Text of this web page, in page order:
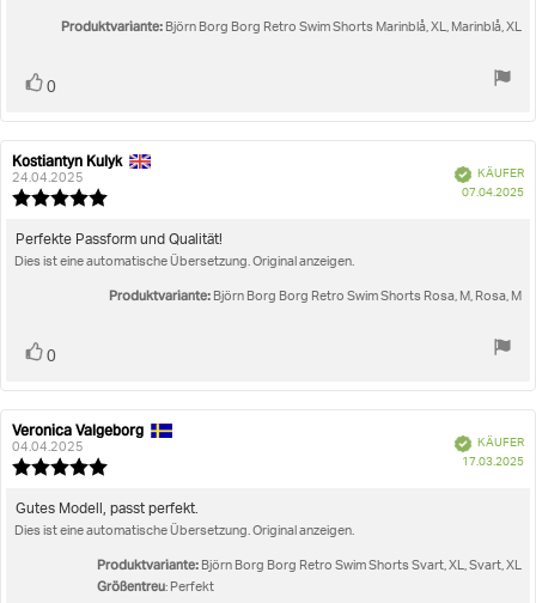
Produktvariante: Björn Borg Borg Retro Swim Shorts Marinblå, XL, Marinblå, XL
Stimme
0
Autor
der
Rezension:
Kostiantyn Kulyk
24.04.2025
von
VerifiziertKÄUFER
07.04.2025
Rezensionstext:
Perfekte Passform und Qualität!
Dies ist eine automatische Übersetzung. Original anzeigen.
Produktvariante: Björn Borg Borg Retro Swim Shorts Rosa, M, Rosa, M
Stimme
0
Autor
der
Rezension:
Veronica Valgeborg
04.04.2025
von
VerifiziertKÄUFER
17.03.2025
Rezensionstext:
Gutes Modell, passt perfekt.
Dies ist eine automatische Übersetzung. Original anzeigen.
Produktvariante: Björn Borg Borg Retro Swim Shorts Svart, XL, Svart, XL
Größentreu: Perfekt